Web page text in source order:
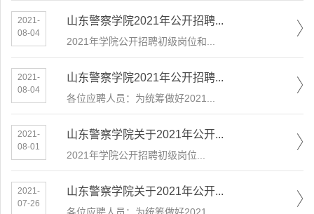
2021-
08-04
山东警察学院2021年公开招聘...
2021年学院公开招聘初级岗位和...
2021-
08-04
山东警察学院2021年公开招聘...
各位应聘人员：为统筹做好2021...
2021-
08-01
山东警察学院关于2021年公开...
​2021年学院公开招聘初级岗位...
2021-
07-26
山东警察学院关于2021年公开...